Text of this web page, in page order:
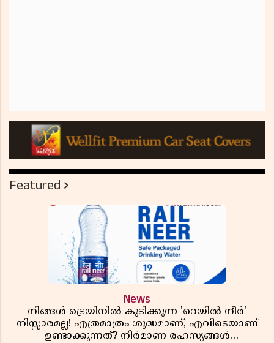
Featured
News
നിങ്ങൾ ട്രെയിനിൽ കുടിക്കുന്ന 'റെയിൽ നീർ'
നിസ്സാരമല്ല! എത്രമാത്രം ശുദ്ധമാണ്, എവിടെയാണ്
ഉണ്ടാക്കുന്നത്? നിർമാണ രഹസ്യങ്ങൾ